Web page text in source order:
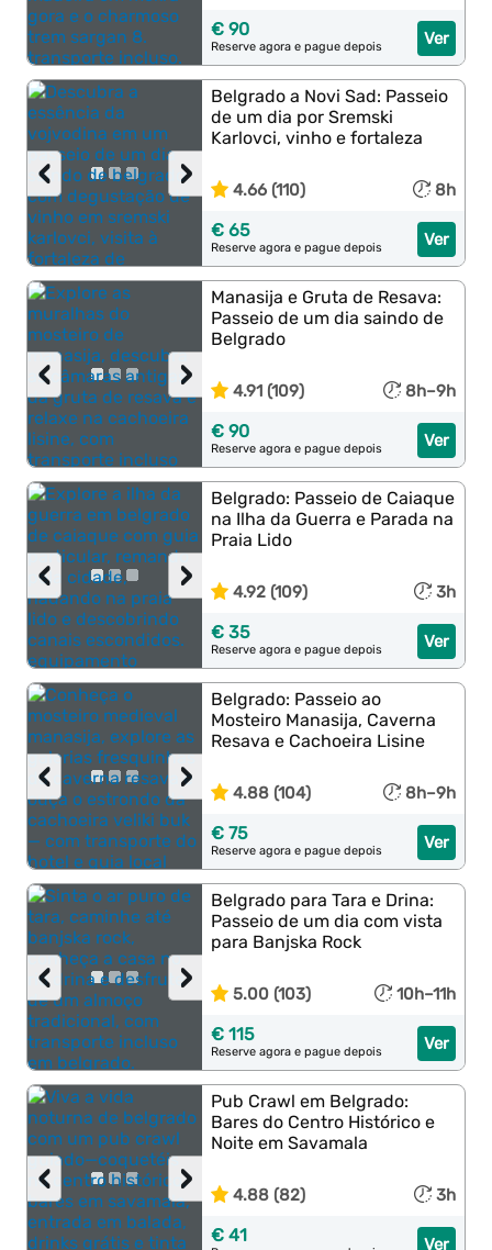
Ver
€ 90
Reserve agora e pague depois
›
‹
Belgrado a Novi Sad: Passeio
de um dia por Sremski
Karlovci, vinho e fortaleza
4.66 (110) 8h
Ver
€ 65
Reserve agora e pague depois
›
‹
Manasija e Gruta de Resava:
Passeio de um dia saindo de
Belgrado
4.91 (109) 8h–9h
Ver
€ 90
Reserve agora e pague depois
›
‹
Belgrado: Passeio de Caiaque
na Ilha da Guerra e Parada na
Praia Lido
4.92 (109) 3h
Ver
€ 35
Reserve agora e pague depois
›
‹
Belgrado: Passeio ao
Mosteiro Manasija, Caverna
Resava e Cachoeira Lisine
4.88 (104) 8h–9h
Ver
€ 75
Reserve agora e pague depois
›
‹
Belgrado para Tara e Drina:
Passeio de um dia com vista
para Banjska Rock
5.00 (103) 10h–11h
Ver
€ 115
Reserve agora e pague depois
›
‹
Pub Crawl em Belgrado:
Bares do Centro Histórico e
Noite em Savamala
4.88 (82) 3h
Ver
€ 41